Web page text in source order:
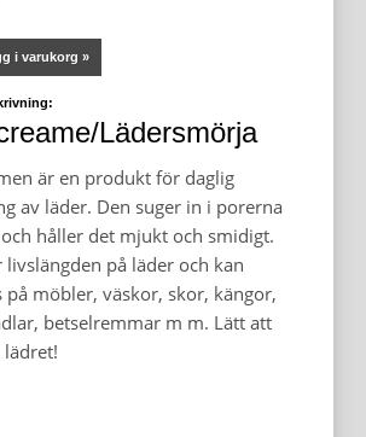
i varukorg »
Lädersmörja
är en produkt för daglig
av läder. Den suger in i porerna
håller det mjukt och smidigt.
livslängden på läder och kan
på möbler, väskor, skor, kängor,
betselremmar m m. Lätt att